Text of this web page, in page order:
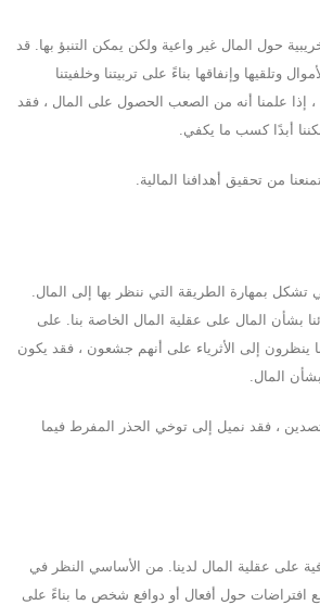
حول المال غير واعية ولكن يمكن التنبؤ بها. قد
وتلقيها وإنفاقها بناءً على تربيتنا وخلفيتنا
، إذا علمنا أنه من الصعب الحصول على المال ، فقد
أبدًا كسب ما يكفي.
من تحقيق أهدافنا المالية.
تشكل بمهارة الطريقة التي ننظر بها إلى المال.
بشأن المال على عقلية المال الخاصة بنا. على
ينظرون إلى الأثرياء على أنهم جشعون ، فقد يكون
المال.
، فقد نميل إلى توخي الحذر المفرط فيما
على عقلية المال لدينا. من الأساسي النظر في
افتراضات حول أفعال أو دوافع شخص ما بناءً على